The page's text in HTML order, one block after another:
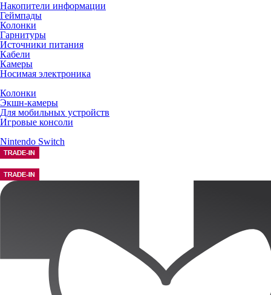
Накопители информации
Геймпады
Колонки
Гарнитуры
Источники питания
Кабели
Камеры
Носимая электроника
Колонки
Экшн-камеры
Для мобильных устройств
Игровые консоли
Nintendo Switch